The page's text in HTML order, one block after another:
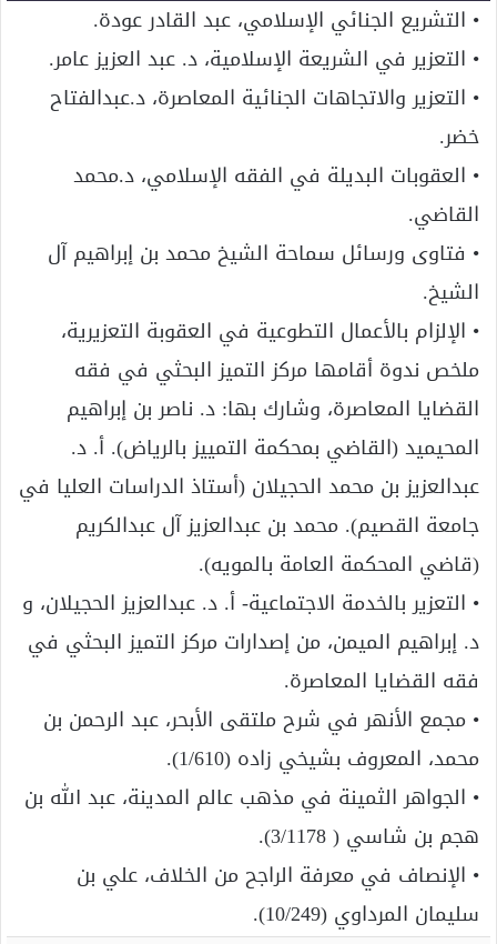
• التشريع الجنائي الإسلامي، عبد القادر عودة.
• التعزير في الشريعة الإسلامية، د. عبد العزيز عامر.
• التعزير والاتجاهات الجنائية المعاصرة، د.عبدالفتاح
خضر.
• العقوبات البديلة في الفقه الإسلامي، د.محمد
القاضي.
• فتاوى ورسائل سماحة الشيخ محمد بن إبراهيم آل
الشيخ.
• الإلزام بالأعمال التطوعية في العقوبة التعزيرية،
ملخص ندوة أقامها مركز التميز البحثي في فقه
القضايا المعاصرة، وشارك بها: د. ناصر بن إبراهيم
المحيميد (القاضي بمحكمة التمييز بالرياض). أ. د.
عبدالعزيز بن محمد الحجيلان (أستاذ الدراسات العليا في
جامعة القصيم). محمد بن عبدالعزيز آل عبدالكريم
(قاضي المحكمة العامة بالمويه).
• التعزير بالخدمة الاجتماعية- أ. د. عبدالعزيز الحجيلان، و
د. إبراهيم الميمن، من إصدارات مركز التميز البحثي في
فقه القضايا المعاصرة.
• مجمع الأنهر في شرح ملتقى الأبحر، عبد الرحمن بن
محمد، المعروف بشيخي زاده (1/610).
• الجواهر الثمينة في مذهب عالم المدينة، عبد الله بن
هجم بن شاسي ( 3/1178).
• الإنصاف في معرفة الراجح من الخلاف، علي بن
سليمان المرداوي (10/249).